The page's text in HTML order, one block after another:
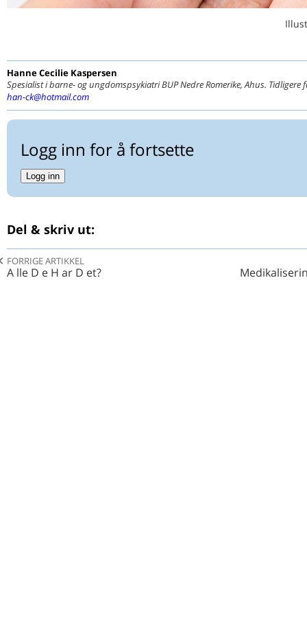
Hanne Cecilie Kaspersen
Spesialist i barne- og ungdomspsykiatri BUP Nedre Romerike, Ahus. Tidligere
han-ck@hotmail.com
Logg inn for å fortsette
Logg inn
Del & skriv ut:
FORRIGE ARTIKKEL
A lle D e H ar D et?